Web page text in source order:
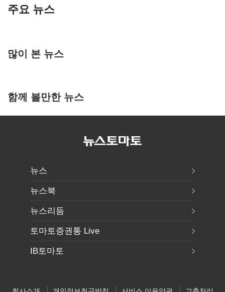
주요 뉴스
많이 본 뉴스
함께 볼만한 뉴스
뉴스
뉴스북
뉴스리듬
토마토증권통 Live
IB토마토